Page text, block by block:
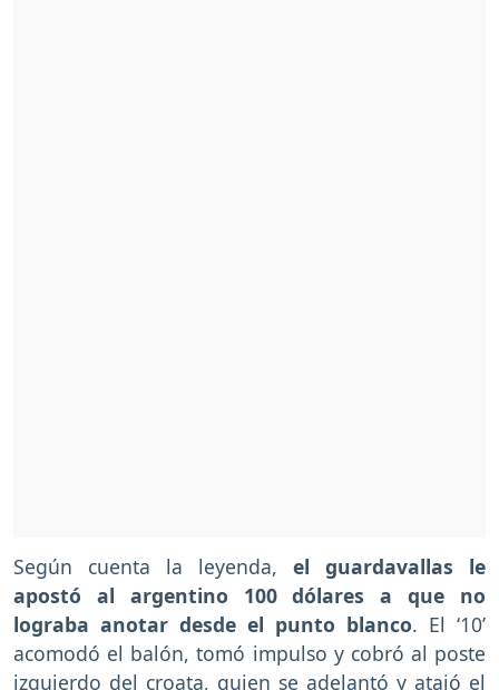
Según cuenta la leyenda, el guardavallas le
apostó al argentino 100 dólares a que no
lograba anotar desde el punto blanco. El ‘10’
acomodó el balón, tomó impulso y cobró al poste
izquierdo del croata, quien se adelantó y atajó el